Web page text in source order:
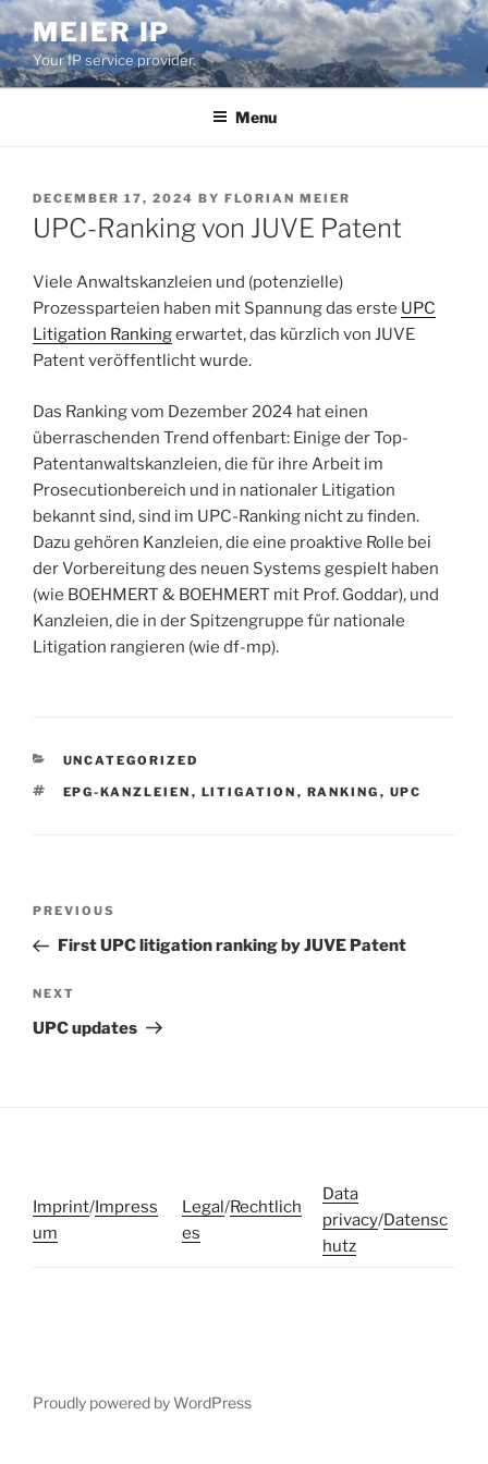
Skip
to
content
MEIER IP
Your IP service provider.
Menu
POSTED
ON
DECEMBER 17, 2024 BY FLORIAN MEIER
UPC-Ranking von JUVE Patent
Viele Anwaltskanzleien und (potenzielle)
Prozessparteien haben mit Spannung das erste UPC
Litigation Rankingerwartet, das kürzlich von JUVE
Patent veröffentlicht wurde.
Das Ranking vom Dezember 2024 hat einen
überraschenden Trend offenbart: Einige der Top-
Patentanwaltskanzleien, die für ihre Arbeit im
Prosecutionbereich und in nationaler Litigation
bekannt sind, sind im UPC-Ranking nicht zu finden.
Dazu gehören Kanzleien, die eine proaktive Rolle bei
der Vorbereitung des neuen Systems gespielt haben
(wie BOEHMERT & BOEHMERT mit Prof. Goddar), und
Kanzleien, die in der Spitzengruppe für nationale
Litigation rangieren (wie df-mp).
CATEGORIES
UNCATEGORIZED
TAGS
EPG-KANZLEIEN , LITIGATION , RANKING , UPC
Previous
Post
PREVIOUS
First UPC litigation ranking by JUVE Patent
Next
Post
NEXT
UPC updates
Imprint/Impress
um
Legal/Rechtlich
es
Data
privacy/Datensc
hutz
Proudly powered by WordPress